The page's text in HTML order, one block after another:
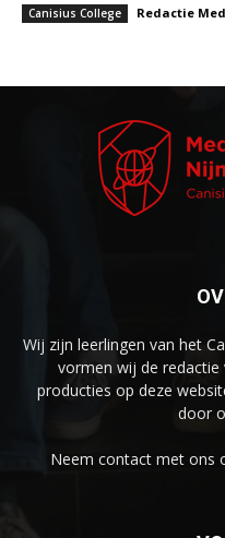
Canisius College Redactie
Wij zijn leerlingen van het
vormen wij de redactie
producties op deze
door
Neem contact met ons